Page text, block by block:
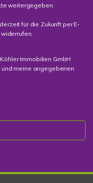
weitergegeben.
für die Zukunft per E-
widerrufen.
Immobilien GmbH
und meine angegebenen